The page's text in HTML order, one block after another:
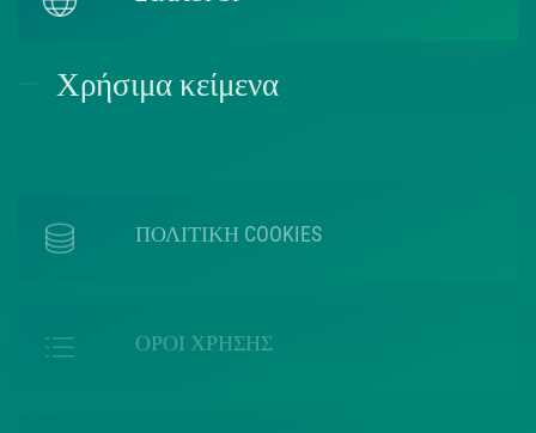
Χρήσιμα κείμενα
ΠΟΛΙΤΙΚΗ COOKIES
ΟΡΟΙ ΧΡΗΣΗΣ